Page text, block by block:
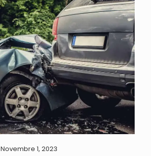
Novembre 1, 2023